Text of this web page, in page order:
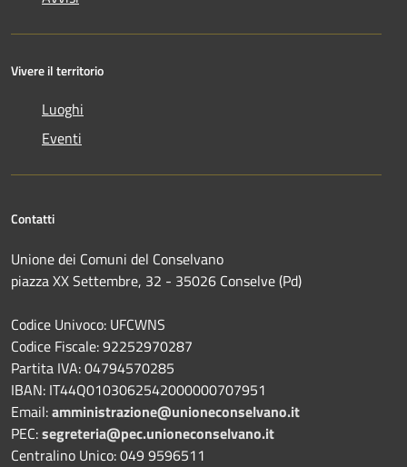
Vivere il territorio
Luoghi
Eventi
Contatti
Unione dei Comuni del Conselvano
piazza XX Settembre, 32 - 35026 Conselve (Pd)
Codice Univoco: UFCWNS
Codice Fiscale: 92252970287
Partita IVA: 04794570285
IBAN: IT44Q0103062542000000707951
Email:amministrazione@unioneconselvano.it
PEC:segreteria@pec.unioneconselvano.it
Centralino Unico: 049 9596511